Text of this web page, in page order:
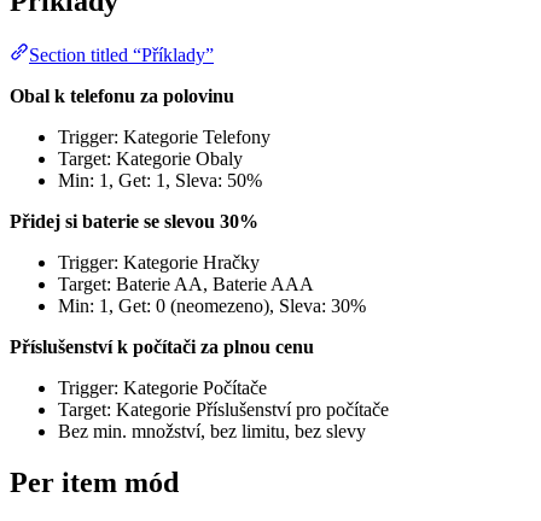
Section titled “Příklady”
Obal k telefonu za polovinu
Trigger: Kategorie Telefony
Target: Kategorie Obaly
Min: 1, Get: 1, Sleva: 50%
Přidej si baterie se slevou 30%
Trigger: Kategorie Hračky
Target: Baterie AA, Baterie AAA
Min: 1, Get: 0 (neomezeno), Sleva: 30%
Příslušenství k počítači za plnou cenu
Trigger: Kategorie Počítače
Target: Kategorie Příslušenství pro počítače
Bez min. množství, bez limitu, bez slevy
Per item mód